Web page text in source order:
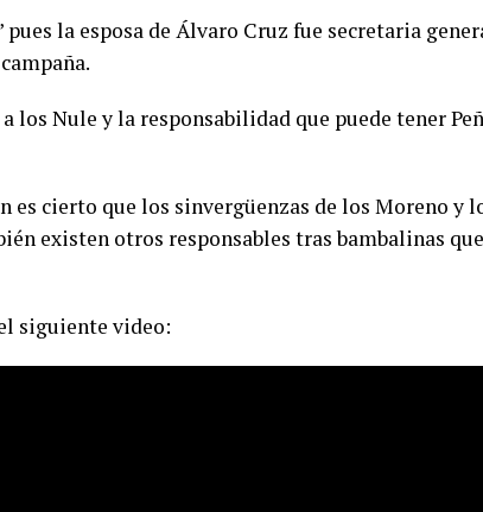
pues la esposa de Álvaro Cruz fue secretaria
los Nule y la responsabilidad que puede tener
es cierto que los sinvergüenzas de los Moreno y
existen otros responsables tras bambalinas
siguiente video: